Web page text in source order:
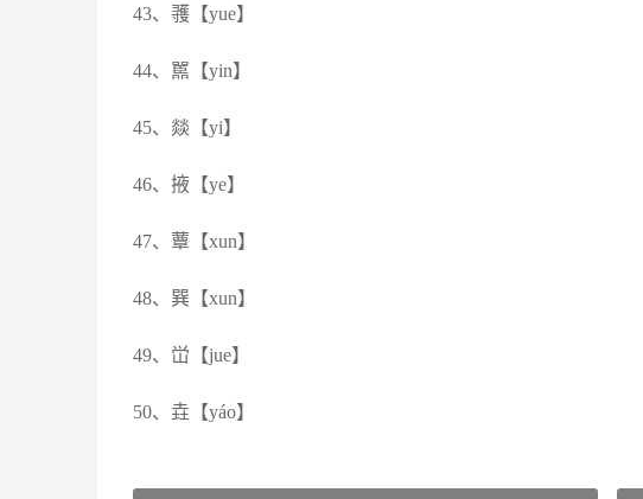
43、彟【yue】
44、嚚【yin】
45、燚【yi】
46、掖【ye】
47、蕈【xun】
48、巽【xun】
49、峃【jue】
50、垚【yáo】